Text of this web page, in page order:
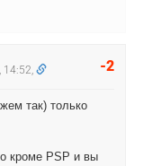
-2
14:52,
так) только
кроме PSP и вы